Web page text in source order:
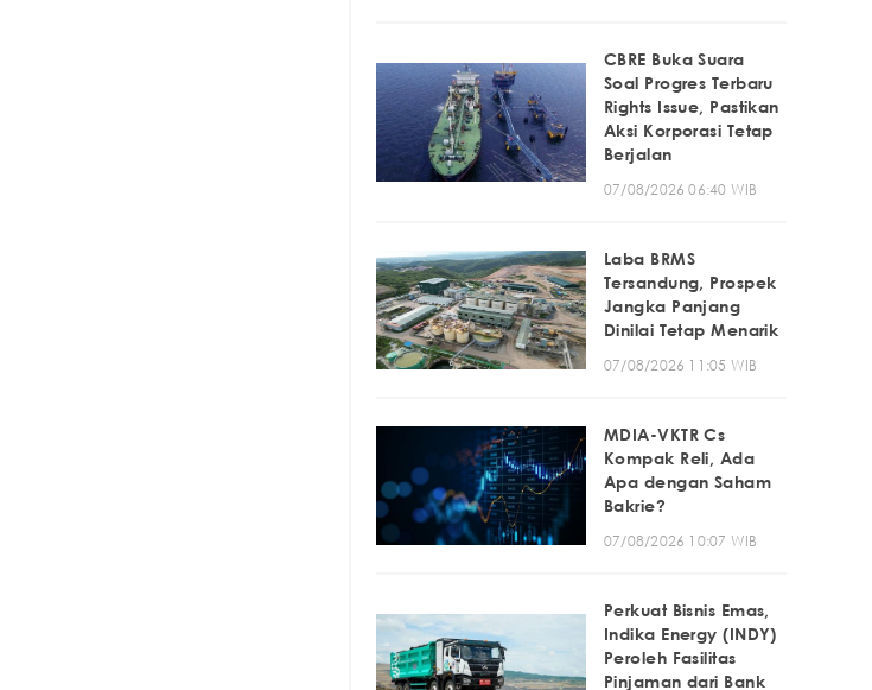
CBRE Buka Suara
Soal Progres Terbaru
Rights Issue, Pastikan
Aksi Korporasi Tetap
Berjalan
07/08/2026 06:40 WIB
Laba BRMS
Tersandung, Prospek
Jangka Panjang
Dinilai Tetap Menarik
07/08/2026 11:05 WIB
MDIA-VKTR Cs
Kompak Reli, Ada
Apa dengan Saham
Bakrie?
07/08/2026 10:07 WIB
Perkuat Bisnis Emas,
Indika Energy (INDY)
Peroleh Fasilitas
Pinjaman dari Bank